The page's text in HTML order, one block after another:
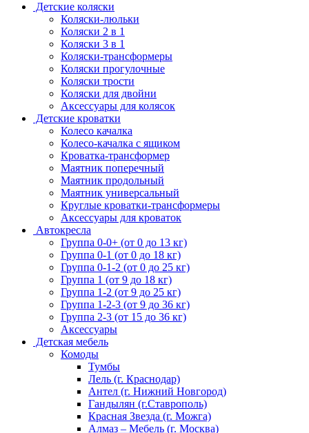
Детские коляски
Коляски-люльки
Коляски 2 в 1
Коляски 3 в 1
Коляски-трансформеры
Коляски прогулочные
Коляски трости
Коляски для двойни
Аксессуары для колясок
Детские кроватки
Колесо качалка
Колесо-качалка с ящиком
Кроватка-трансформер
Маятник поперечный
Маятник продольный
Маятник универсальный
Круглые кроватки-трансформеры
Аксессуары для кроваток
Автокресла
Группа 0-0+ (от 0 до 13 кг)
Группа 0-1 (от 0 до 18 кг)
Группа 0-1-2 (от 0 до 25 кг)
Группа 1 (от 9 до 18 кг)
Группа 1-2 (от 9 до 25 кг)
Группа 1-2-3 (от 9 до 36 кг)
Группа 2-3 (от 15 до 36 кг)
Аксессуары
Детская мебель
Комоды
Тумбы
Лель (г. Краснодар)
Антел (г. Нижний Новгород)
Гандылян (г.Ставрополь)
Красная Звезда (г. Можга)
Алмаз – Мебель (г. Москва)